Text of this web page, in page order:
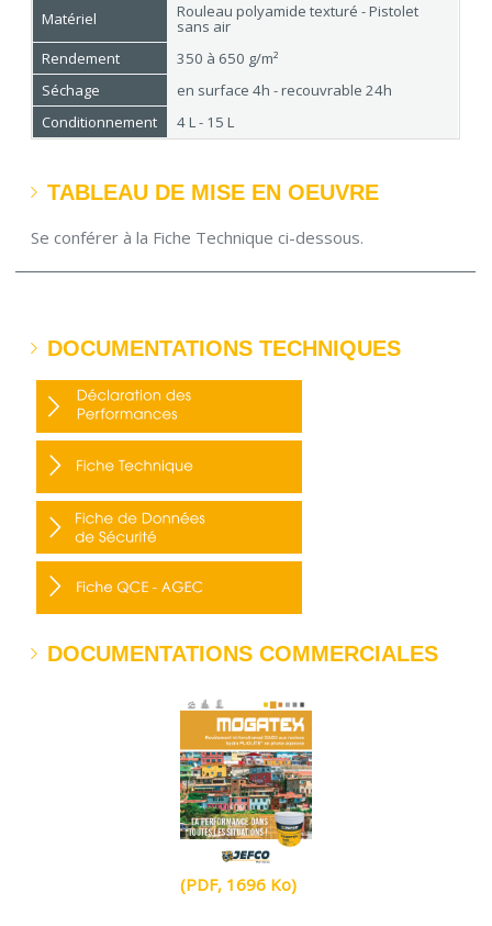
Matériel
Rouleau polyamide texturé - Pistolet
sans air
Rendement
350 à 650 g/m²
Séchage
en surface 4h - recouvrable 24h
Conditionnement
4 L - 15 L
TABLEAU DE MISE EN OEUVRE
Se conférer à la Fiche Technique ci-dessous.
DOCUMENTATIONS TECHNIQUES
DOCUMENTATIONS COMMERCIALES
(PDF, 1696 Ko)